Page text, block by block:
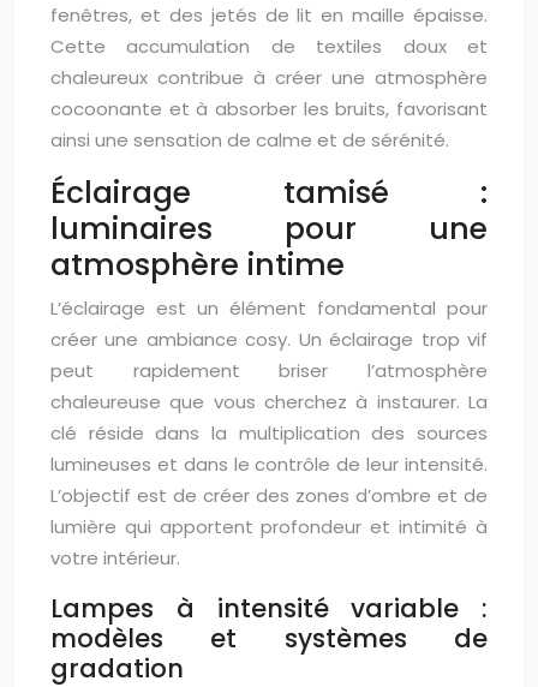
fenêtres, et des jetés de lit en maille épaisse.
Cette accumulation de textiles doux et
chaleureux contribue à créer une atmosphère
cocoonante et à absorber les bruits, favorisant
ainsi une sensation de calme et de sérénité.
Éclairage tamisé :
luminaires pour une
atmosphère intime
L’éclairage est un élément fondamental pour
créer une ambiance cosy. Un éclairage trop vif
peut rapidement briser l’atmosphère
chaleureuse que vous cherchez à instaurer. La
clé réside dans la multiplication des sources
lumineuses et dans le contrôle de leur intensité.
L’objectif est de créer des zones d’ombre et de
lumière qui apportent profondeur et intimité à
votre intérieur.
Lampes à intensité variable :
modèles et systèmes de
gradation